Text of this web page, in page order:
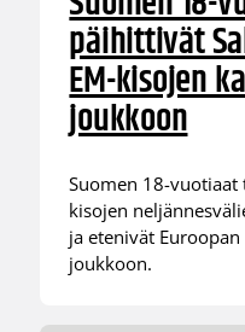
päihittivät
EM-kisojen
joukkoon
Suomen 18-vuotiaat
kisojen
ja etenivät
joukkoon.